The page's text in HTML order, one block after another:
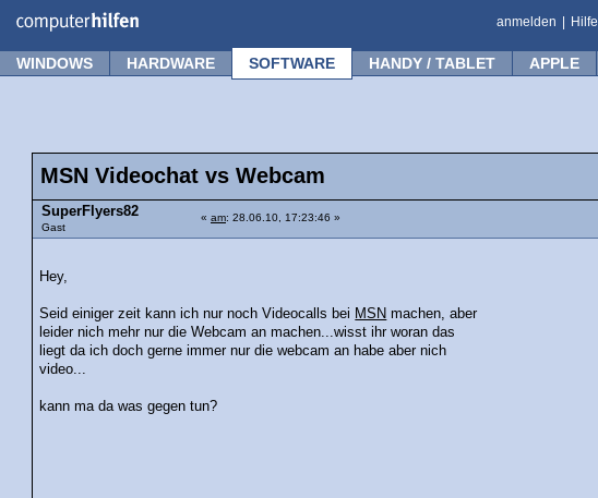
anmelden Hilfe
WINDOWS HARDWARE SOFTWARE HANDY / TABLET APPLE
MSN Videochat vs Webcam
SuperFlyers82
Gast
« am: 28.06.10, 17:23:46 »
Hey,
Seid einiger zeit kann ich nur noch Videocalls bei MSN machen, aber
leider nich mehr nur die Webcam an machen...wisst ihr woran das
liegt da ich doch gerne immer nur die webcam an habe aber nich
video...
kann ma da was gegen tun?